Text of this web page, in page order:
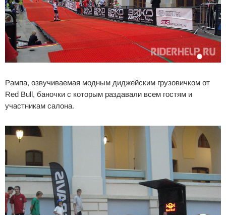
Рампа, озвучиваемая модным диджейским грузовичком от
Red Bull, баночки с которым раздавали всем гостям и
участникам салона.